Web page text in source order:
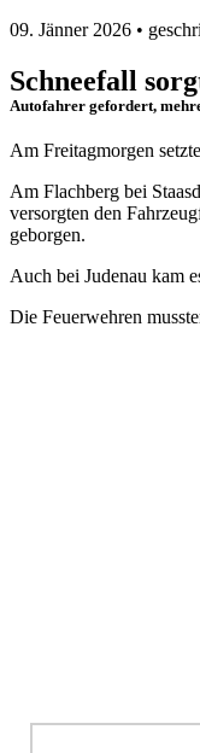
09. Jänner 2026 •
Schneefall
Autofahrer gefordert,
Am Freitagmorgen
Am Flachberg bei
versorgten den
geborgen.
Auch bei Judenau kam
Die Feuerwehren